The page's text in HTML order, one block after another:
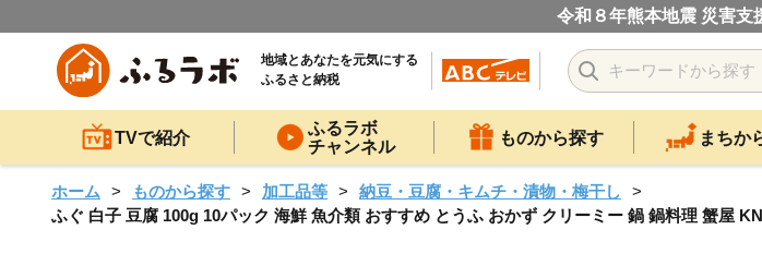
令和８年熊本地震 災害支
地域とあなたを元気にする
ふるさと納税
TVで紹介
ふるラボ
チャンネル
ものから探す まちか
ホーム ものから探す 加工品等
納豆・豆腐・キムチ・漬物・梅干し
ふぐ 白子 豆腐 100g 10パック 海鮮 魚介類 おすすめ とうふ おかず クリーミー 鍋 鍋料理 蟹屋